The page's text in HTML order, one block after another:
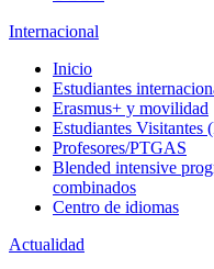
Internacional
Inicio
Estudiantes
Erasmus+ y movilidad
Estudiantes Visitantes
Profesores/PTGAS
Blended intensive
combinados
Centro de idiomas
Actualidad